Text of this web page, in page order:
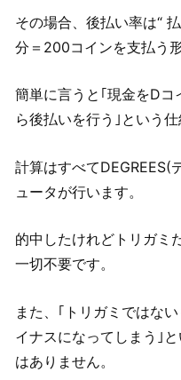
その場合、後払い率は“
分＝200コインを支払う
簡単に言うと｢現金をD
ら後払いを行う｣という仕
計算はすべてDEGREES(
ュータが行います。
的中したけれどトリガミ
一切不要です。
また、｢トリガミではな
イナスになってしまう｣
はありません。